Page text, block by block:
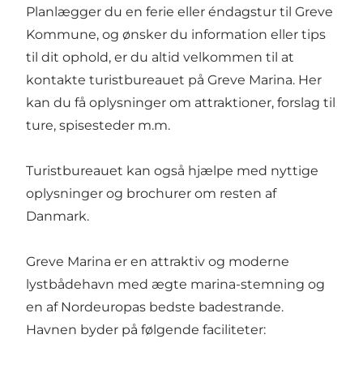
Planlægger du en ferie eller éndagstur til Greve
Kommune, og ønsker du information eller tips
til dit ophold, er du altid velkommen til at
kontakte turistbureauet på Greve Marina. Her
kan du få oplysninger om attraktioner, forslag til
ture, spisesteder m.m.
Turistbureauet kan også hjælpe med nyttige
oplysninger og brochurer om resten af
Danmark.
Greve Marina er en attraktiv og moderne
lystbådehavn med ægte marina-stemning og
en af Nordeuropas bedste badestrande.
Havnen byder på følgende faciliteter: